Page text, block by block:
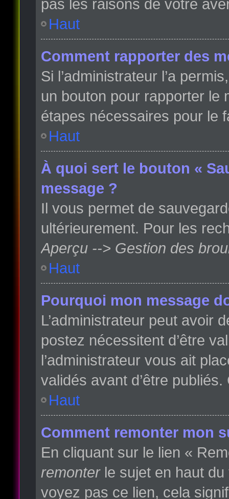
pas les raisons de votre
Haut
Comment rapporter des
Si l’administrateur l’a
un bouton pour rapporter le
étapes nécessaires pour le
Haut
À quoi sert le bouton «
message ?
Il vous permet de
ultérieurement. Pour les
Aperçu --> Gestion des
Haut
Pourquoi mon message
L’administrateur peut avoir
postez nécessitent d’être
l’administrateur vous ait
validés avant d’être
Haut
Comment remonter mon
En cliquant sur le lien «
remonterle sujet en haut du
voyez pas ce lien, cela